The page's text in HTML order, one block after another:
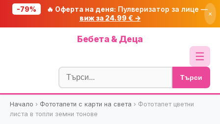
-79% 🔥 Оферта на деня: Пулверизатор за лице —
виж за 24.99 € →
×
Бебета & Деца
☰
Блог
🧮 Калкулатори
🔍 Намери продукт
Търси
Начало › Фототапети с карти на света › Фототапет цветни
листа в топли земни тонове